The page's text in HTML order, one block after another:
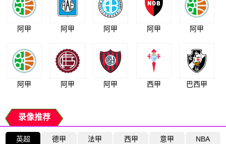
阿甲 阿甲 阿甲 阿甲 阿甲
阿甲 阿甲 阿甲 西甲 巴西甲
录像推荐
英超 德甲 法甲 西甲 意甲 NBA